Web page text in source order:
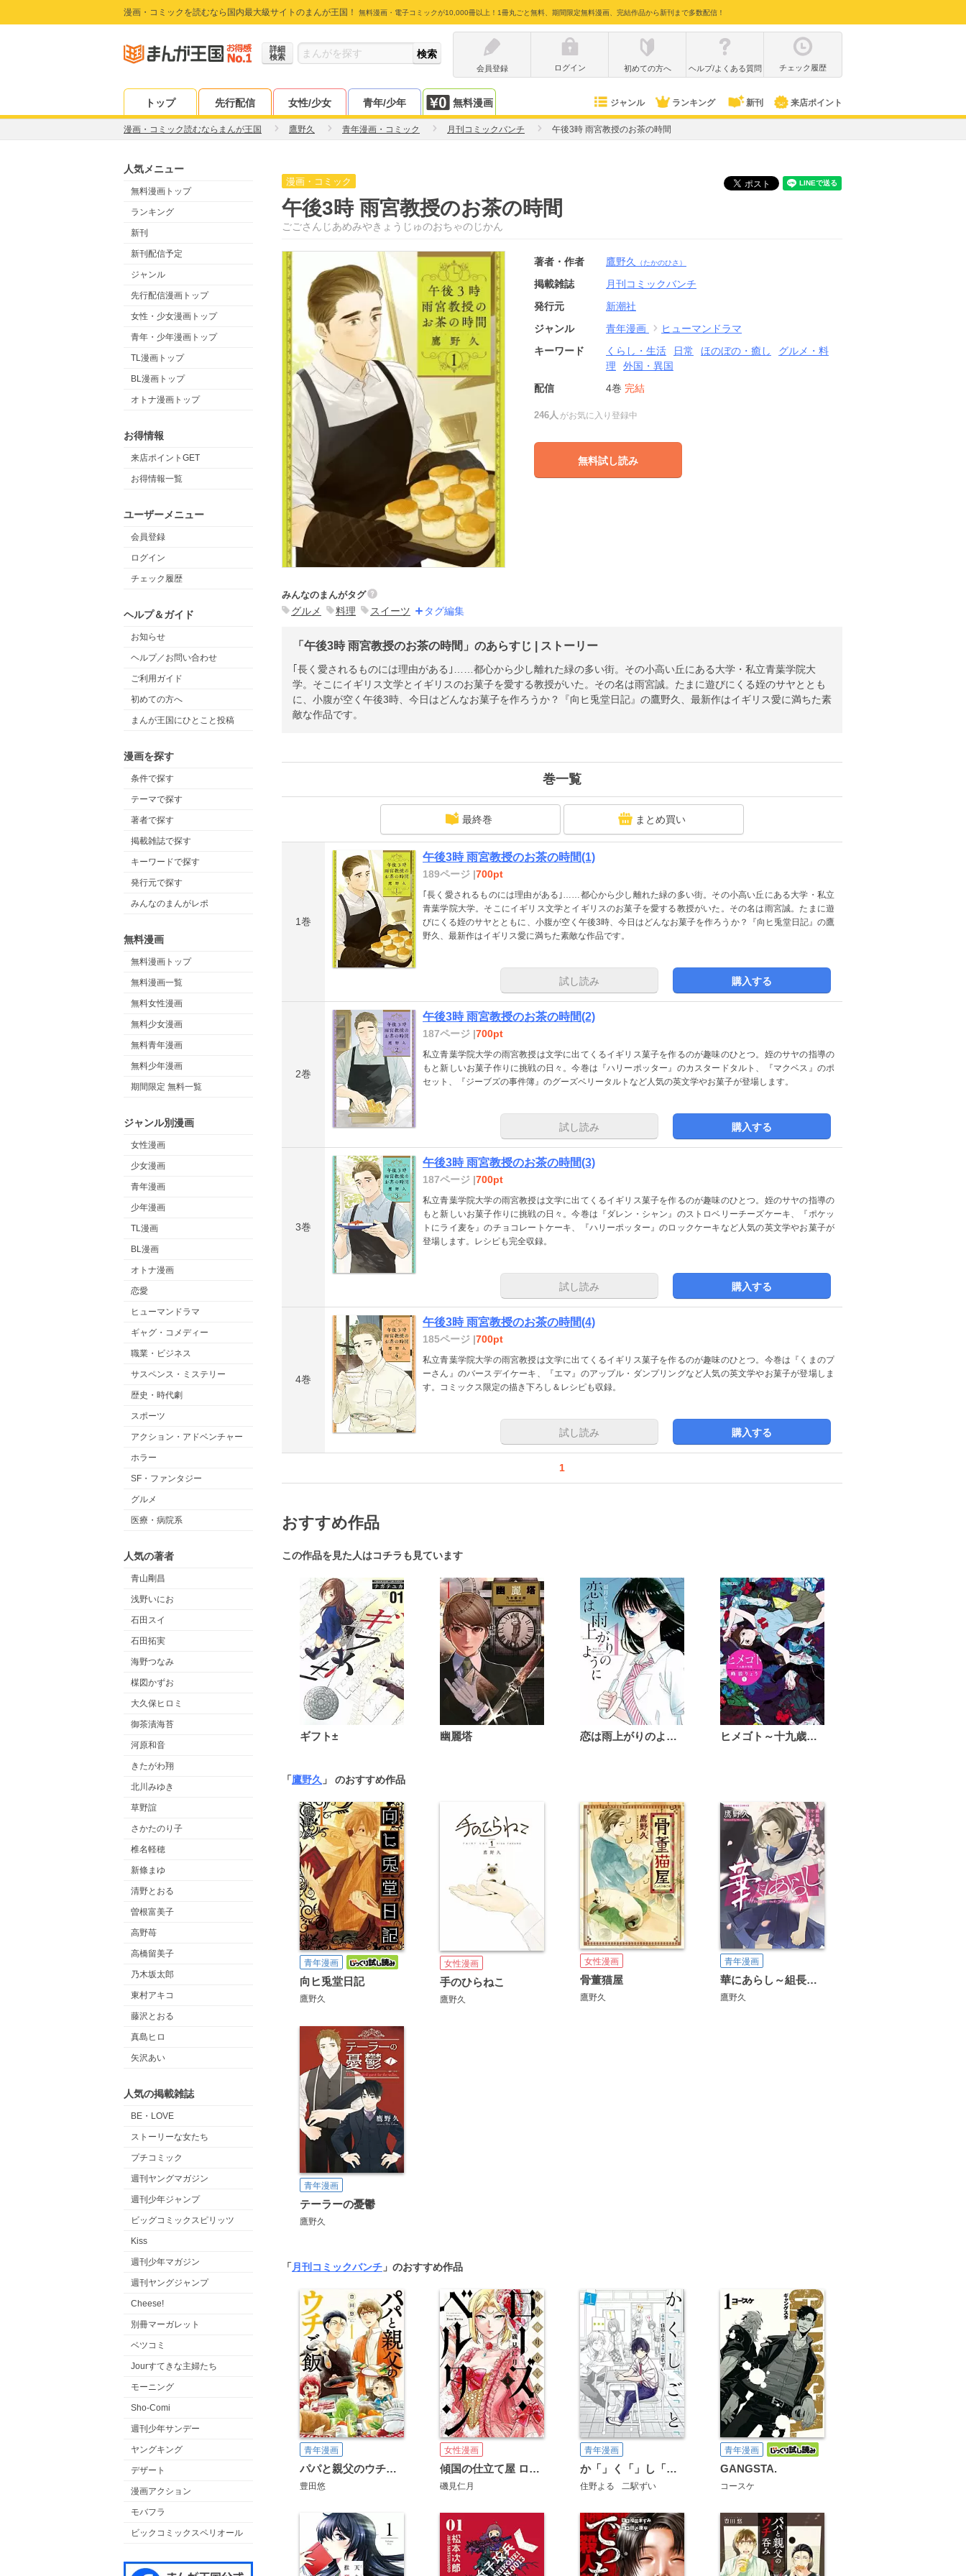
漫画・コミックを読むなら国内最大級サイトのまんが王国！ 無料漫画・電子コミックが10,000冊以上！1冊丸ごと無料、期間限定無料漫画、完結作品から新刊まで多数配信！
詳細
検索
会員登録
ログイン 初めての方へ ヘルプ/よくある質問 チェック履歴
トップ 先行配信 女性/少女 青年/少年 無料漫画 ジャンル ランキング 新刊 来店ポイント
漫画・コミック読むならまんが王国 鷹野久 青年漫画・コミック 月刊コミックバンチ 午後3時 雨宮教授のお茶の時間
人気メニュー
無料漫画トップ
ランキング
新刊
新刊配信予定
ジャンル
先行配信漫画トップ
女性・少女漫画トップ
青年・少年漫画トップ
TL漫画トップ
BL漫画トップ
オトナ漫画トップ
お得情報
来店ポイントGET
お得情報一覧
ユーザーメニュー
会員登録
ログイン
チェック履歴
ヘルプ＆ガイド
お知らせ
ヘルプ／お問い合わせ
ご利用ガイド
初めての方へ
まんが王国にひとこと投稿
漫画を探す
条件で探す
テーマで探す
著者で探す
掲載雑誌で探す
キーワードで探す
発行元で探す
みんなのまんがレポ
無料漫画
無料漫画トップ
無料漫画一覧
無料女性漫画
無料少女漫画
無料青年漫画
無料少年漫画
期間限定 無料一覧
ジャンル別漫画
女性漫画
少女漫画
青年漫画
少年漫画
TL漫画
BL漫画
オトナ漫画
恋愛
ヒューマンドラマ
ギャグ・コメディー
職業・ビジネス
サスペンス・ミステリー
歴史・時代劇
スポーツ
アクション・アドベンチャー
ホラー
SF・ファンタジー
グルメ
医療・病院系
人気の著者
青山剛昌
浅野いにお
石田スイ
石田拓実
海野つなみ
楳図かずお
大久保ヒロミ
御茶漬海苔
河原和音
きたがわ翔
北川みゆき
草野誼
さかたのり子
椎名軽穂
新條まゆ
清野とおる
曽根富美子
高野苺
高橋留美子
乃木坂太郎
東村アキコ
藤沢とおる
真島ヒロ
矢沢あい
人気の掲載雑誌
BE・LOVE
ストーリーな女たち
プチコミック
週刊ヤングマガジン
週刊少年ジャンプ
ビッグコミックスピリッツ
Kiss
週刊少年マガジン
週刊ヤングジャンプ
Cheese!
別冊マーガレット
ベツコミ
Jourすてきな主婦たち
モーニング
Sho-Comi
週刊少年サンデー
ヤングキング
デザート
漫画アクション
モバフラ
ビックコミックスペリオール
漫画・コミック
午後3時 雨宮教授のお茶の時間
ごごさんじあめみやきょうじゅのおちゃのじかん
著者・作者 鷹野久 （たかのひさ）
掲載雑誌
月刊コミックバンチ
発行元
新潮社
ジャンル
青年漫画
ヒューマンドラマ
キーワード
くらし・生活 日常 ほのぼの・癒し
グルメ・料
理
外国・異国
配信
4巻 完結
246人 がお気に入り登録中
無料試し読み
みんなのまんがタグ
グルメ 料理 スイーツ タグ編集
「午後3時 雨宮教授のお茶の時間」のあらすじ | ストーリー
｢長く愛されるものには理由がある｣……都心から少し離れた緑の多い街。その小高い丘にある大学・私立青葉学院大
学。そこにイギリス文学とイギリスのお菓子を愛する教授がいた。その名は雨宮誠。たまに遊びにくる姪のサヤととも
に、小腹が空く午後3時、今日はどんなお菓子を作ろうか？『向ヒ兎堂日記』の鷹野久、最新作はイギリス愛に満ちた素
敵な作品です。
巻一覧
最終巻 まとめ買い
1巻
午後3時 雨宮教授のお茶の時間(1)
189ページ |700pt
｢長く愛されるものには理由がある｣……都心から少し離れた緑の多い街。その小高い丘にある大学・私立
青葉学院大学。そこにイギリス文学とイギリスのお菓子を愛する教授がいた。その名は雨宮誠。たまに遊
びにくる姪のサヤとともに、小腹が空く午後3時、今日はどんなお菓子を作ろうか？『向ヒ兎堂日記』の鷹
野久、最新作はイギリス愛に満ちた素敵な作品です。
試し読み 購入する
2巻
午後3時 雨宮教授のお茶の時間(2)
187ページ |700pt
私立青葉学院大学の雨宮教授は文学に出てくるイギリス菓子を作るのが趣味のひとつ。姪のサヤの指導の
もと新しいお菓子作りに挑戦の日々。今巻は『ハリーポッター』のカスタードタルト、『マクベス』のポ
セット、『ジーブズの事件簿』のグーズベリータルトなど人気の英文学やお菓子が登場します。
試し読み 購入する
3巻
午後3時 雨宮教授のお茶の時間(3)
187ページ |700pt
私立青葉学院大学の雨宮教授は文学に出てくるイギリス菓子を作るのが趣味のひとつ。姪のサヤの指導の
もと新しいお菓子作りに挑戦の日々。今巻は『ダレン・シャン』のストロベリーチーズケーキ、『ポケッ
トにライ麦を』のチョコレートケーキ、『ハリーポッター』のロックケーキなど人気の英文学やお菓子が
登場します。レシピも完全収録。
試し読み 購入する
4巻
午後3時 雨宮教授のお茶の時間(4)
185ページ |700pt
私立青葉学院大学の雨宮教授は文学に出てくるイギリス菓子を作るのが趣味のひとつ。今巻は『くまのプ
ーさん』のバースデイケーキ、『エマ』のアップル・ダンプリングなど人気の英文学やお菓子が登場しま
す。コミックス限定の描き下ろし＆レシピも収録。
試し読み 購入する
1
おすすめ作品
この作品を見た人はコチラも見ています
ギフト± 幽麗塔 恋は雨上がりのように ヒメゴト～十九歳の制服～
「鷹野久 」 のおすすめ作品
青年漫画
向ヒ兎堂日記
鷹野久
女性漫画
手のひらねこ
鷹野久
女性漫画
骨董猫屋
鷹野久
青年漫画
華にあらし～組長娘とヤンキー男子高生～
鷹野久
青年漫画
テーラーの憂鬱
鷹野久
「 月刊コミックバンチ 」のおすすめ作品
青年漫画
パパと親父のウチご飯
豊田悠
女性漫画
傾国の仕立て屋 ローズ・ベルタン
磯見仁月
青年漫画
か「」く「」し「」ご「」と「
住野よる 二駅ずい
青年漫画
GANGSTA.
コースケ